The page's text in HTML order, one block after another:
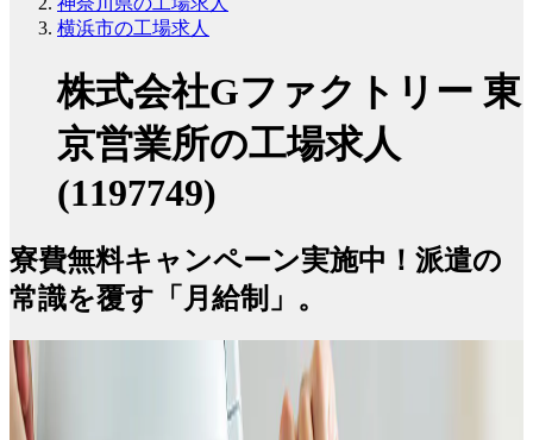
横浜市の工場求人
株式会社Gファクトリー 東
京営業所の工場求人
(1197749)
寮費無料キャンペーン実施中！派遣の
常識を覆す「月給制」。